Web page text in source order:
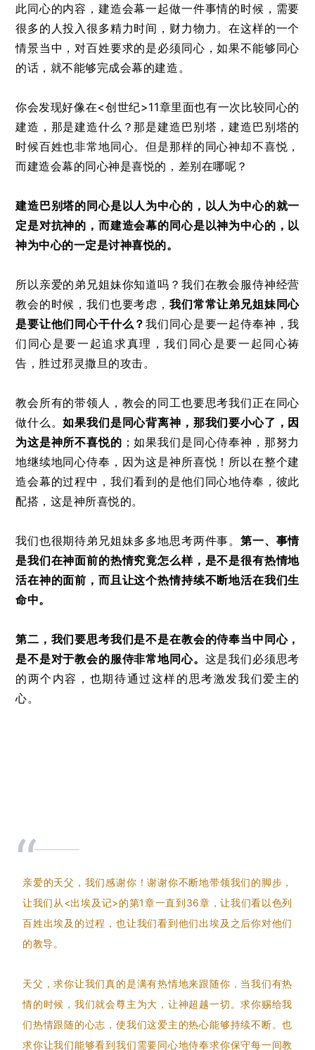
此同心的内容，建造会幕一起做一件事情的时候，需要
很多的人投入很多精力时间，财力物力。在这样的一个
情景当中，对百姓要求的是必须同心，如果不能够同心
的话，就不能够完成会幕的建造。
你会发现好像在<创世纪>11章里面也有一次比较同心的
建造，那是建造什么？那是建造巴别塔，建造巴别塔的
时候百姓也非常地同心。但是那样的同心神却不喜悦，
而建造会幕的同心神是喜悦的，差别在哪呢？
建造巴别塔的同心是以人为中心的，以人为中心的就一
定是对抗神的，而建造会幕的同心是以神为中心的，以
神为中心的一定是讨神喜悦的。
所以亲爱的弟兄姐妹你知道吗？我们在教会服侍神经营
教会的时候，我们也要考虑， 我们常常让弟兄姐妹同心
是要让他们同心干什么？我们同心是要一起侍奉神，我
们同心是要一起追求真理，我们同心是要一起同心祷
告，胜过邪灵撒旦的攻击。
教会所有的带领人，教会的同工也要思考我们正在同心
做什么。如果我们是同心背离神，那我们要小心了，因
为这是神所不喜悦的 ；如果我们是同心侍奉神，那努力
地继续地同心侍奉，因为这是神所喜悦！所以在整个建
造会幕的过程中，我们看到的是他们同心地侍奉，彼此
配搭，这是神所喜悦的。
我们也很期待弟兄姐妹多多地思考两件事。第一、事情
是我们在神面前的热情究竟怎么样，是不是很有热情地
活在神的面前，而且让这个热情持续不断地活在我们生
命中。
第二，我们要思考我们是不是在教会的侍奉当中同心，
是不是对于教会的服侍非常地同心。 这是我们必须思考
的两个内容，也期待通过这样的思考激发我们爱主的
心。
“
亲爱的天父，我们感谢你！谢谢你不断地带领我们的脚步，
让我们从<出埃及记>的第1章一直到36章，让我们看以色列
百姓出埃及的过程，也让我们看到他们出埃及之后你对他们
的教导。
天父，求你让我们真的是满有热情地来跟随你，当我们有热
情的时候，我们就会尊主为大，让神超越一切。求你赐给我
们热情跟随的心志，使我们这爱主的热心能够持续不断。也
求你让我们能够看到我们需要同心地侍奉求你保守每一间教